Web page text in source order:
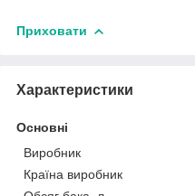
Приховати
Характеристики
Основні
Виробник
Країна виробник